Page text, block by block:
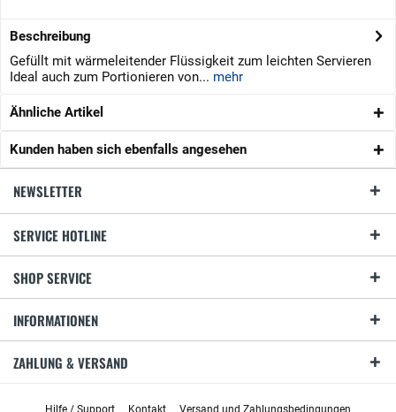
Beschreibung
Gefüllt mit wärmeleitender Flüssigkeit zum leichten Servieren
Ideal auch zum Portionieren von... mehr
Ähnliche Artikel
Kunden haben sich ebenfalls angesehen
NEWSLETTER
SERVICE HOTLINE
SHOP SERVICE
INFORMATIONEN
ZAHLUNG & VERSAND